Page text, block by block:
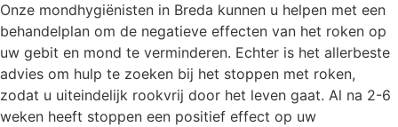
Onze mondhygiënisten in Breda kunnen u helpen met een
behandelplan om de negatieve effecten van het roken op
uw gebit en mond te verminderen. Echter is het allerbeste
advies om hulp te zoeken bij het stoppen met roken,
zodat u uiteindelijk rookvrij door het leven gaat. Al na 2-6
weken heeft stoppen een positief effect op uw